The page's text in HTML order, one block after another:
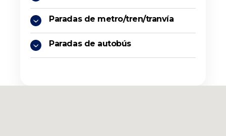
Paradas de metro/tren/tranvía
Paradas de autobús